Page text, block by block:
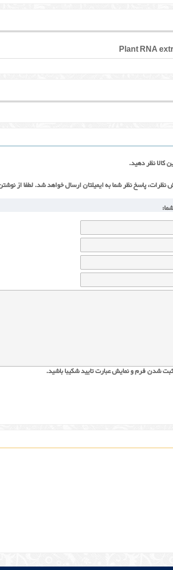
Plant RNA
کالا نظر دهید.
نظرات، پاسخ نظر شما به ایمیلتان ارسال خواهد شد. لطفا از
ثبت شدن فرم و نمایش عبارت تایید شکیبا باشید.